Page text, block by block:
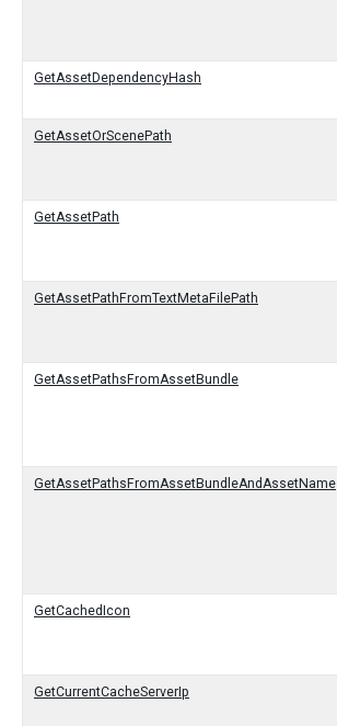
GetAssetDependencyHash
GetAssetOrScenePath
GetAssetPath
GetAssetPathFromTextMetaFilePath
GetAssetPathsFromAssetBundle
GetAssetPathsFromAssetBundleAndAssetName
GetCachedIcon
GetCurrentCacheServerIp